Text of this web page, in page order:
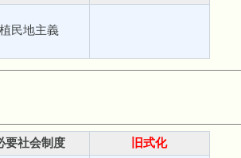
植民地主義
要社会制度 旧式化